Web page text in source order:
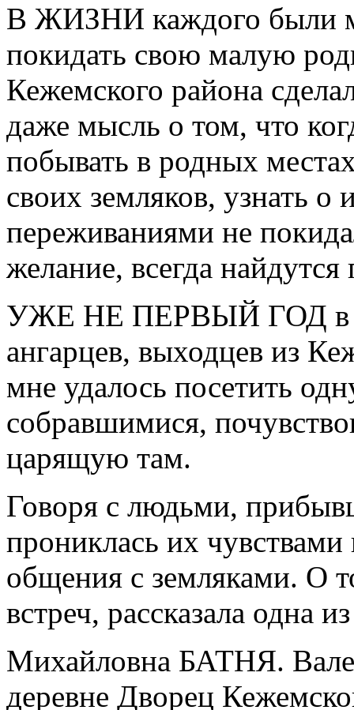
В ЖИЗНИ каждого были
покидать свою малую
Кежемского района
даже мысль о том, что
побывать в родных
своих земляков, узнать
переживаниями не
желание, всегда
УЖЕ НЕ ПЕРВЫЙ ГОД в
ангарцев, выходцев из
мне удалось посетить
собравшимися,
царящую там.
Говоря с людьми,
прониклась их
общения с земляками. О
встреч, рассказала одна
Михайловна БАТНЯ.
деревне Дворец